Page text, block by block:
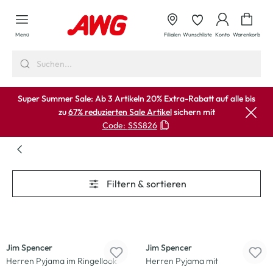
springen
Menü Filialen Wunschliste Konto Warenkorb
Super Summer Sale: Ab 3 Artikeln 20% Extra-Rabatt auf alle bis
zu67% reduzierten Sale Artikelsichern mit
Code: SSS826
Filtern & sortieren
Jim Spencer
Herren Pyjama im Ringellook
Jim Spencer
Herren Pyjama mit